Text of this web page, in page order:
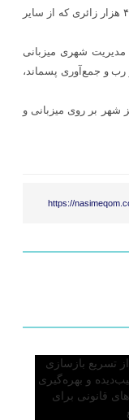
کشور بر عهده شهرداری قم در عراق و مرز خسروی گذاشته ما وظیفه میزبانی بیش از ۴۰۰ هزار زائری که از سایر
شهری میزبانی
رب و جمع‌آوری پسماند،
نیاز است تمرکز شهر بر روی میزبانی و
https://